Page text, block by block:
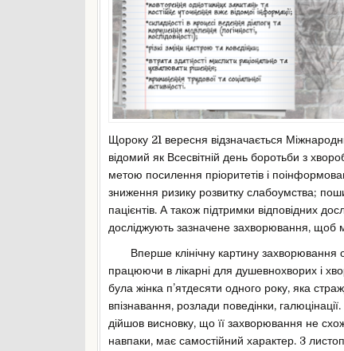
Щороку 21 вересня відзначається
відомий як Всесвітній день боротьби з
метою посилення пріоритетів і
зниження ризику розвитку слабоумства;
пацієнтів. А також підтримки відповідних
досліджують зазначене захворювання, щоб
Вперше клінічну картину захворювання
працюючи в лікарні для душевнохворих і
була жінка п’ятдесяти одного року, яка
впізнавання, розлади поведінки,
дійшов висновку, що її захворювання не
навпаки, має самостійний характер. 3